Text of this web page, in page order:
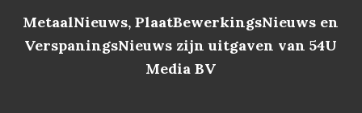
MetaalNieuws, PlaatBewerkingsNieuws en
VerspaningsNieuws zijn uitgaven van 54U
Media BV